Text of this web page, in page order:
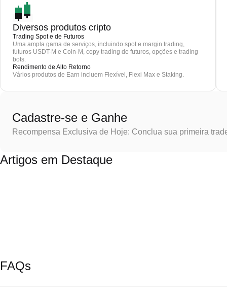
Diversos produtos cripto
Trading Spot e de Futuros
Uma ampla gama de serviços, incluindo spot e margin trading,
futuros USDT-M e Coin-M, copy trading de futuros, opções e trading
bots.
Rendimento de Alto Retorno
Vários produtos de Earn incluem Flexível, Flexi Max e Staking.
Cadastre-se e Ganhe
Recompensa Exclusiva de Hoje: Conclua sua primeira
Artigos em Destaque
FAQs